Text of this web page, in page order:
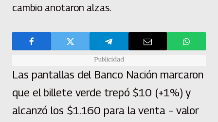
cambio anotaron alzas.
Publicidad
Las pantallas del Banco Nación marcaron
que el billete verde trepó $10 (+1%) y
alcanzó los $1.160 para la venta – valor